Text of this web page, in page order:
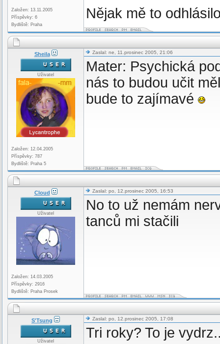
Založen: 13.11.2005
Příspěvky: 6
Bydliště: Praha
Nějak mě to
Sheila
Uživatel
Založen: 12.04.2005
Příspěvky: 787
Bydliště: Praha 5
Zaslal: ne, 11.prosinec 2005, 21:06
Mater: Psychická
nás to budou učit
bude to zajímavé
Cloud
Uživatel
Založen: 14.03.2005
Příspěvky: 2916
Bydliště: Praha Prosek
Zaslal: po, 12.prosinec 2005, 16:53
No to už nemám
tanců mi stačili
S'Tsung
Uživatel
Zaslal: po, 12.prosinec 2005, 17:08
Tri roky? To je